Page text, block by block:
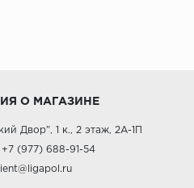
О МАГАЗИНЕ
Двор", 1 к., 2 этаж, 2А-1П
+7 (977) 688-91-54